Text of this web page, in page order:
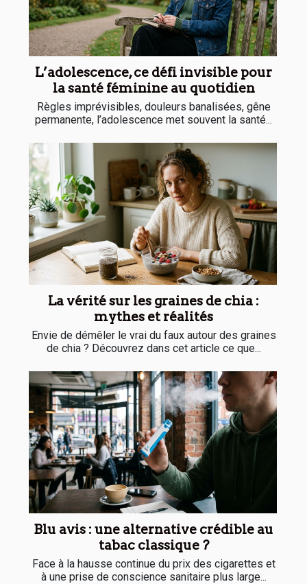
L’adolescence, ce défi invisible pour
la santé féminine au quotidien
Règles imprévisibles, douleurs banalisées, gêne
permanente, l’adolescence met souvent la santé...
La vérité sur les graines de chia :
mythes et réalités
Envie de démêler le vrai du faux autour des graines
de chia ? Découvrez dans cet article ce que...
Blu avis : une alternative crédible au
tabac classique ?
Face à la hausse continue du prix des cigarettes et
à une prise de conscience sanitaire plus large...